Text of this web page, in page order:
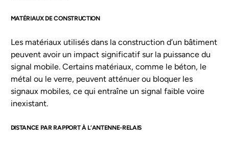
MATÉRIAUX DE CONSTRUCTION
Les matériaux utilisés dans la construction d’un bâtiment
peuvent avoir un impact significatif sur la puissance du
signal mobile. Certains matériaux, comme le béton, le
métal ou le verre, peuvent atténuer ou bloquer les
signaux mobiles, ce qui entraîne un signal faible voire
inexistant.
DISTANCE PAR RAPPORT À L’ANTENNE-RELAIS